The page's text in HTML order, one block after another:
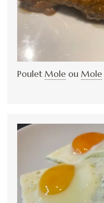
Poulet Mole ou Mole